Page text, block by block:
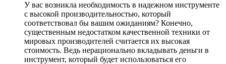
У вас возникла необходимость в надежном инструменте
с высокой производительностью, который
соответствовал бы вашим ожиданиям? Конечно,
существенным недостатком качественной техники от
мировых производителей считается их высокая
стоимость. Ведь нерационально вкладывать деньги в
инструмент, который будет использоваться его